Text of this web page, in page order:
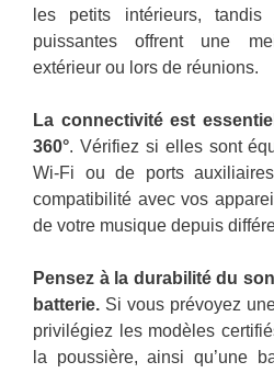
les petits intérieurs,
puissantes offrent une
extérieur ou lors de réunions.
La connectivité est
360°. Vérifiez si elles sont
Wi-Fi ou de ports
compatibilité avec vos
de votre musique depuis
Pensez à la durabilité du
batterie. Si vous prévoyez
privilégiez les modèles
la poussière, ainsi qu’une